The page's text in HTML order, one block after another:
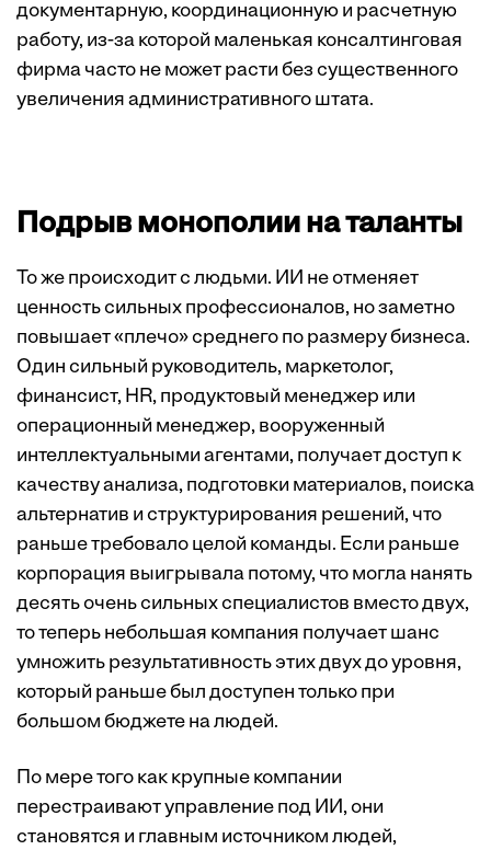
документарную, координационную и расчетную
работу, из-за которой маленькая консалтинговая
фирма часто не может расти без существенного
увеличения административного штата.
Подрыв монополии на таланты
То же происходит с людьми. ИИ не отменяет
ценность сильных профессионалов, но заметно
повышает «плечо» среднего по размеру бизнеса.
Один сильный руководитель, маркетолог,
финансист, HR, продуктовый менеджер или
операционный менеджер, вооруженный
интеллектуальными агентами, получает доступ к
качеству анализа, подготовки материалов, поиска
альтернатив и структурирования решений, что
раньше требовало целой команды. Если раньше
корпорация выигрывала потому, что могла нанять
десять очень сильных специалистов вместо двух,
то теперь небольшая компания получает шанс
умножить результативность этих двух до уровня,
который раньше был доступен только при
большом бюджете на людей.
По мере того как крупные компании
перестраивают управление под ИИ, они
становятся и главным источником людей,